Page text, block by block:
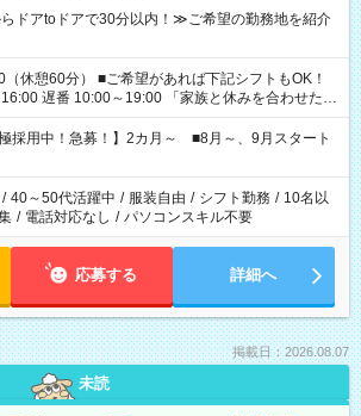
ドアtoドアで30分以内！≫ご希望の勤務地を紹介
希望があれば下記シフトもOK！
10:00～19:00 「家族と休みを合わせた
持って夕飯の準備がしたい」 「できれば残業はし
、ご希望を教えてくださいね。 ※Wワーク希望
のお仕事で希望する勤務時間と、もう1つのお仕事
合計で週40時間を超える場合は応募できません。
極採用中！急募！】2カ月～ ■8月～、9月スタート
/ 40～50代活躍中 / 服装自由 / シフト勤務 / 10名以
/ 電話対応なし / パソコンスキル不要
応募する 詳細へ
掲載日：2026.08.07
未読